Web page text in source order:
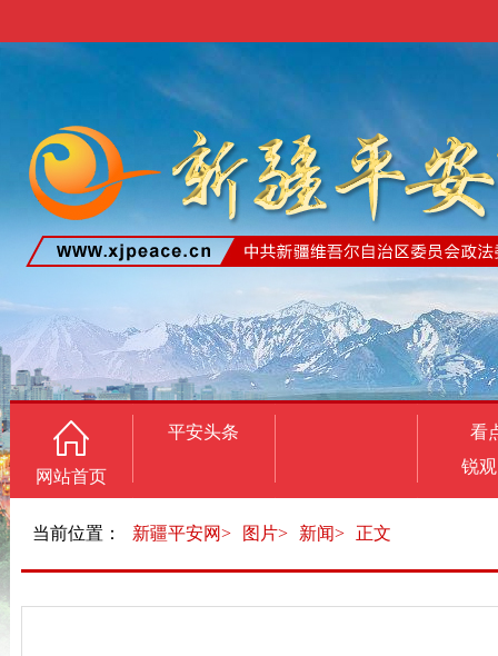
网站首页
平安头条
看
锐
当前位置： 新疆平安网> 图片> 新闻> 正文